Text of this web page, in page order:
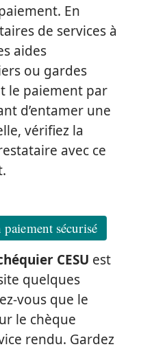
En
de services à
aides
ou gardes
le paiement par
d’entamer une
vérifiez la
avec ce
sécurisé
CESU est
quelques
vous que le
le chèque
rendu. Gardez